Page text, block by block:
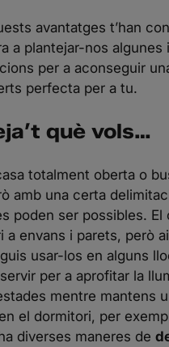
avantatges t’han
a plantejar-nos
per a aconseguir
perfecta per a tu.
què vols…
totalment oberta o
amb una certa
poden ser possibles.
a envans i parets, però
usar-los en alguns
per a aprofitar la
mentre mantens
el dormitori, per
diverses maneres de